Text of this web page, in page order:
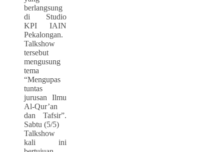
berlangsung
di Studio
KPI IAIN
Pekalongan.
Talkshow
tersebut
mengusung
tema
“Mengupas
tuntas
jurusan Ilmu
Al-Qur’an
dan Tafsir”.
Sabtu (5/5)
Talkshow
kali ini